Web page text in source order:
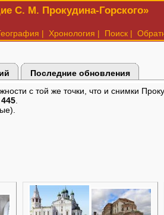
С. М. Прокудина-Горского»
| Хронология | Поиск |
Последние обновления
с той же точки, что и снимки
445